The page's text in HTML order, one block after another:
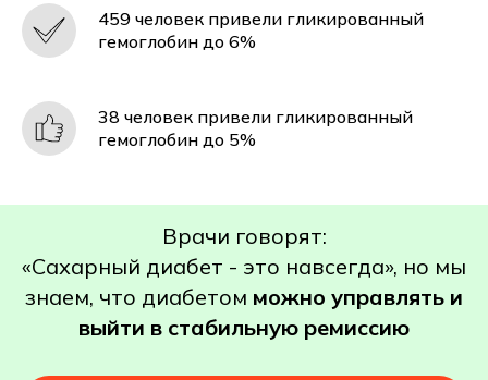
459 человек привели гликированный
гемоглобин до 6%
38 человек привели гликированный
гемоглобин до 5%
Врачи говорят:
«Сахарный диабет - это навсегда», но мы
знаем, что диабетом можно управлять и
выйти в стабильную ремиссию